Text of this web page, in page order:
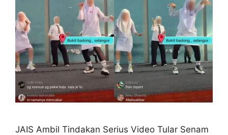
JAIS Ambil Tindakan Serius Video Tular Senam